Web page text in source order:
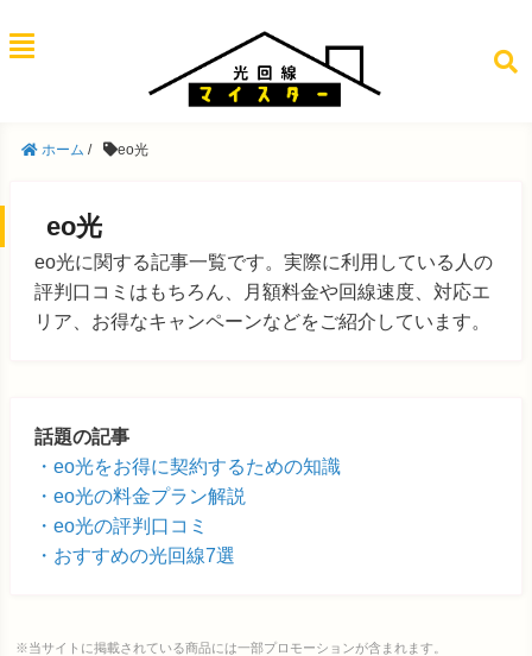
ホーム / eo光
eo光
eo光に関する記事一覧です。実際に利用している人の
評判口コミはもちろん、月額料金や回線速度、対応エ
リア、お得なキャンペーンなどをご紹介しています。
話題の記事
eo光をお得に契約するための知識
eo光の料金プラン解説
eo光の評判口コミ
おすすめの光回線7選
※当サイトに掲載されている商品には一部プロモーションが含まれます。